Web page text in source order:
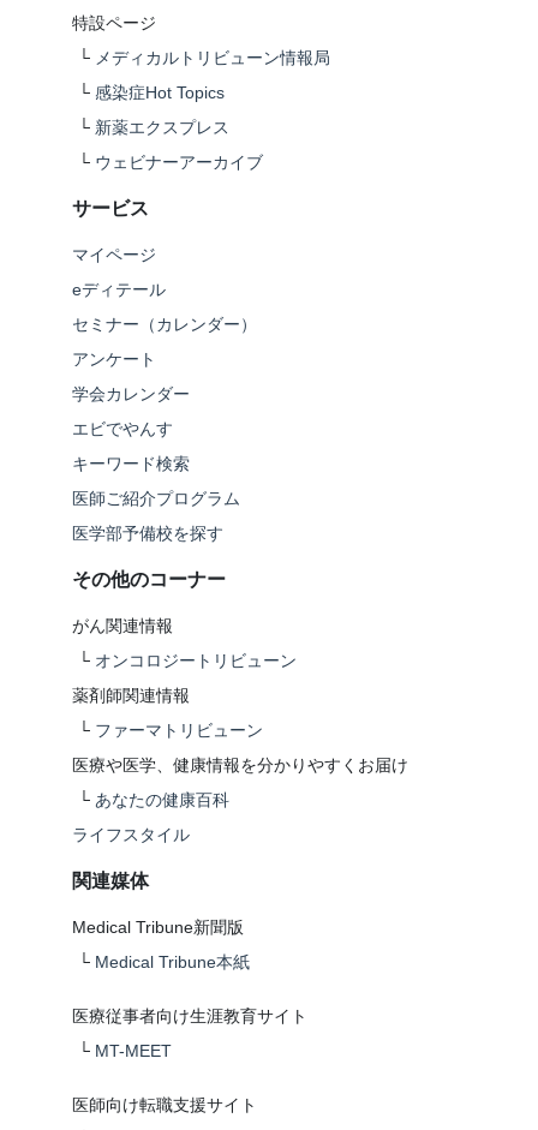
特設ページ
└ メディカルトリビューン情報局
└ 感染症Hot Topics
└ 新薬エクスプレス
└ ウェビナーアーカイブ
サービス
マイページ
eディテール
セミナー（カレンダー）
アンケート
学会カレンダー
エビでやんす
キーワード検索
医師ご紹介プログラム
医学部予備校を探す
その他のコーナー
がん関連情報
└ オンコロジートリビューン
薬剤師関連情報
└ ファーマトリビューン
医療や医学、健康情報を分かりやすくお届け
└ あなたの健康百科
ライフスタイル
関連媒体
Medical Tribune新聞版
└ Medical Tribune本紙
医療従事者向け生涯教育サイト
└ MT-MEET
医師向け転職支援サイト